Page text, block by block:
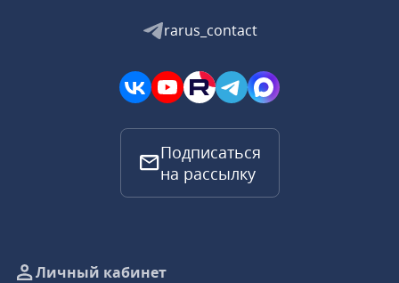
rarus_contact
Подписаться
на рассылку
Личный кабинет